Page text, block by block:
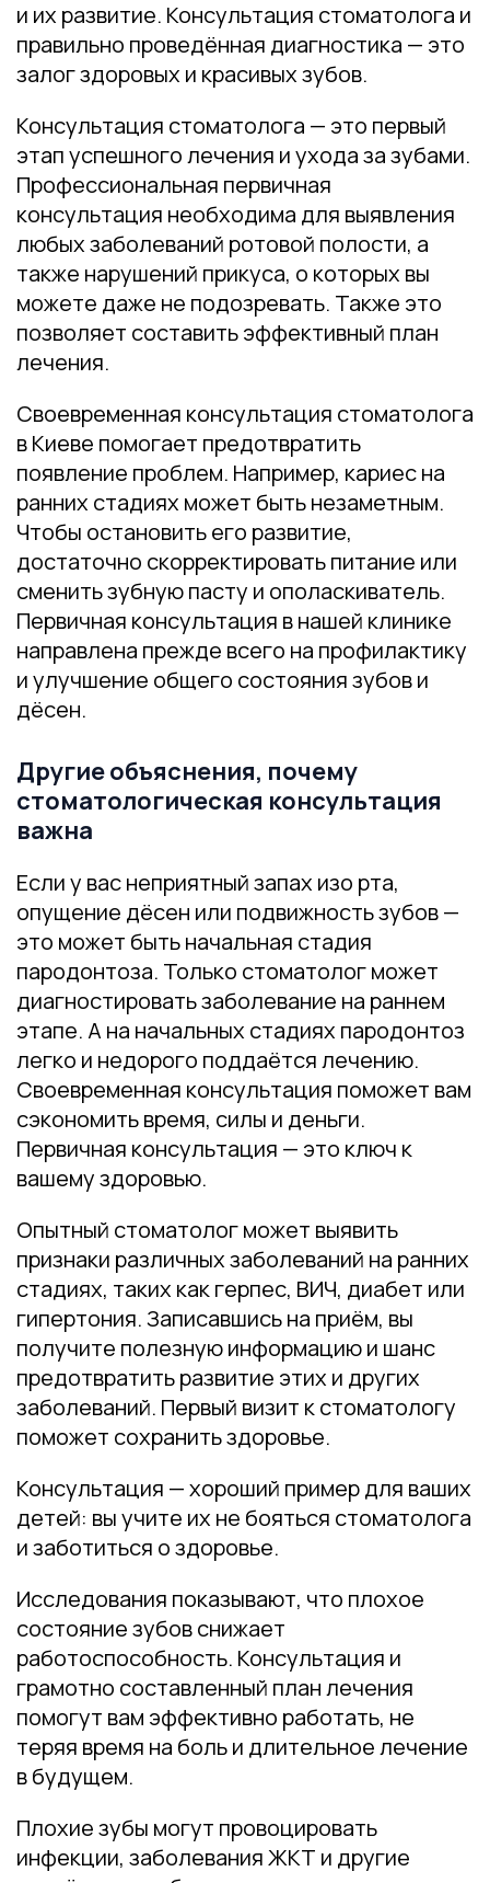
и их развитие. Консультация стоматолога и
правильно проведённая диагностика — это
залог здоровых и красивых зубов.
Консультация стоматолога — это первый
этап успешного лечения и ухода за зубами.
Профессиональная первичная
консультация необходима для выявления
любых заболеваний ротовой полости, а
также нарушений прикуса, о которых вы
можете даже не подозревать. Также это
позволяет составить эффективный план
лечения.
Своевременная консультация стоматолога
в Киеве помогает предотвратить
появление проблем. Например, кариес на
ранних стадиях может быть незаметным.
Чтобы остановить его развитие,
достаточно скорректировать питание или
сменить зубную пасту и ополаскиватель.
Первичная консультация в нашей клинике
направлена прежде всего на профилактику
и улучшение общего состояния зубов и
дёсен.
Другие объяснения, почему
стоматологическая консультация
важна
Если у вас неприятный запах изо рта,
опущение дёсен или подвижность зубов —
это может быть начальная стадия
пародонтоза. Только стоматолог может
диагностировать заболевание на раннем
этапе. А на начальных стадиях пародонтоз
легко и недорого поддаётся лечению.
Своевременная консультация поможет вам
сэкономить время, силы и деньги.
Первичная консультация — это ключ к
вашему здоровью.
Опытный стоматолог может выявить
признаки различных заболеваний на ранних
стадиях, таких как герпес, ВИЧ, диабет или
гипертония. Записавшись на приём, вы
получите полезную информацию и шанс
предотвратить развитие этих и других
заболеваний. Первый визит к стоматологу
поможет сохранить здоровье.
Консультация — хороший пример для ваших
детей: вы учите их не бояться стоматолога
и заботиться о здоровье.
Исследования показывают, что плохое
состояние зубов снижает
работоспособность. Консультация и
грамотно составленный план лечения
помогут вам эффективно работать, не
теряя время на боль и длительное лечение
в будущем.
Плохие зубы могут провоцировать
инфекции, заболевания ЖКТ и другие